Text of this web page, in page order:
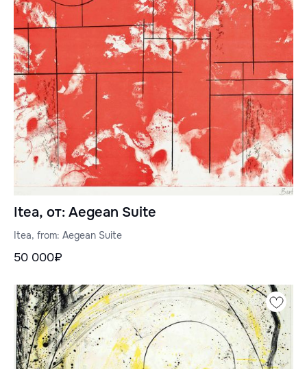
Itea, от: Aegean Suite
Itea, from: Aegean Suite
50 000₽